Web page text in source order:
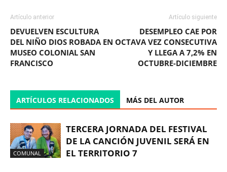
Artículo anterior
DEVUELVEN ESCULTURA
DEL NIÑO DIOS ROBADA EN
MUSEO COLONIAL SAN
FRANCISCO
Artículo siguiente
DESEMPLEO CAE POR
OCTAVA VEZ CONSECUTIVA
Y LLEGA A 7,2% EN
OCTUBRE-DICIEMBRE
ARTÍCULOS RELACIONADOS MÁS DEL AUTOR
COMUNAL
TERCERA JORNADA DEL FESTIVAL
DE LA CANCIÓN JUVENIL SERÁ EN
EL TERRITORIO 7